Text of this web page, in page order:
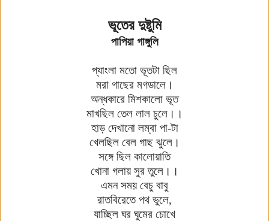
ভূতের দুষ্টুমি
পাপিয়া গাঙ্গুলি
প্যাংলা মতো ভূতটা ছিল
মরা গাছের মগডালে।
অন্ধকারে মিশকালো ভূত
মাখছিল তেল লাল চুলে।।
হাড় দেখানো লম্বা পা-টা
খেলছিল বেল গাছ ঝুলে।
সঙ্গে ছিল কালোয়াতি
খোনা গলায় সুর তুলে।।
এমন সময় বেচু বাবু
রাতবিরেতে পথ ভুলে,
যাচ্ছিল ঘর ঘুমের চোখে